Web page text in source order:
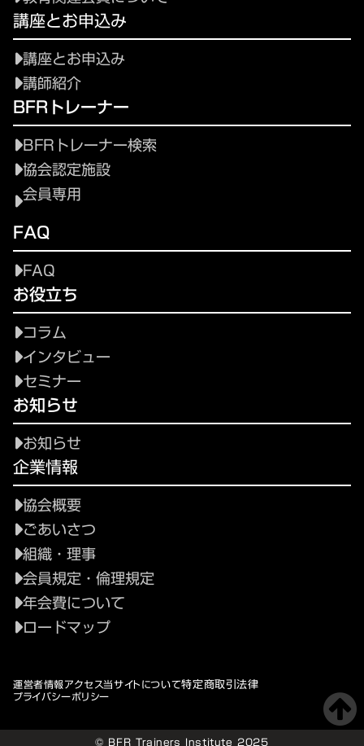
講座とお申込み
講座とお申込み
講師紹介
BFRトレーナー
BFRトレーナー検索
協会認定施設
会員専用
FAQ
FAQ
お役立ち
コラム
インタビュー
セミナー
お知らせ
お知らせ
企業情報
協会概要
ごあいさつ
組織・理事
会員規定・倫理規定
年会費について
ロードマップ
運営者情報アクセス当サイトについて特定商取引法律
プライバシーポリシー